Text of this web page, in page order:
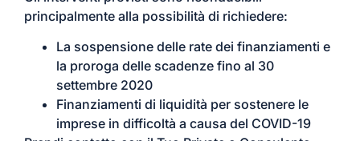
principalmente alla possibilità di richiedere:
La sospensione delle rate dei finanziamenti e
la proroga delle scadenze fino al 30
settembre 2020
Finanziamenti di liquidità per sostenere le
imprese in difficoltà a causa del COVID-19